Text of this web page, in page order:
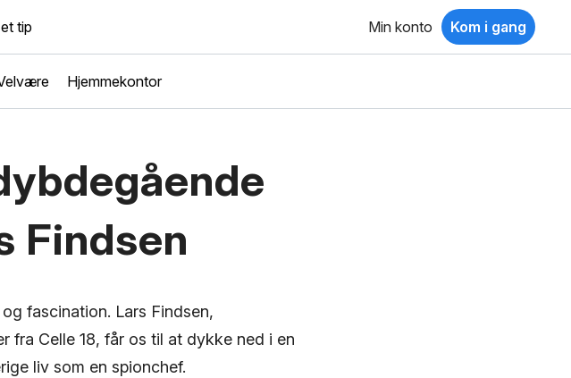
tip Min konto Kom i gang
Hjemmekontor
Findsen
fascination. Lars Findsen,
fra Celle 18, får os til at dykke ned i en
liv som en spionchef.